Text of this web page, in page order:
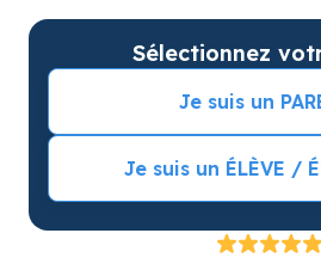
Sélectionnez
Je suis un
Je suis un ÉLÈVE /